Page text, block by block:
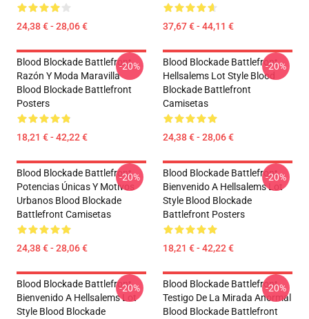
24,38 € - 28,06 € 37,67 € - 44,11 €
Blood Blockade Battlefront
Razón Y Moda Maravilla
Blood Blockade Battlefront
Posters
18,21 € - 42,22 €
-20%
Blood Blockade Battlefront
Hellsalems Lot Style Blood
Blockade Battlefront
Camisetas
24,38 € - 28,06 €
-20%
Blood Blockade Battlefront
Potencias Únicas Y Motivos
Urbanos Blood Blockade
Battlefront Camisetas
24,38 € - 28,06 €
-20%
Blood Blockade Battlefront
Bienvenido A Hellsalems Lot
Style Blood Blockade
Battlefront Posters
18,21 € - 42,22 €
-20%
Blood Blockade Battlefront
Bienvenido A Hellsalems Lot
Style Blood Blockade
-20%
Blood Blockade Battlefront
Testigo De La Mirada Anormal
Blood Blockade Battlefront
-20%